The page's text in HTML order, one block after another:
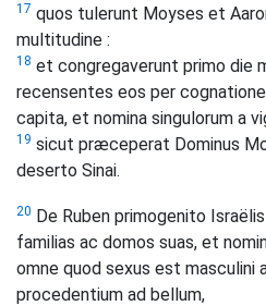
17 quos tulerunt Moyses et
multitudine :
18 et congregaverunt primo die
recensentes eos per
capita, et nomina singulorum a
19 sicut præceperat Dominus
deserto Sinai.
20 De Ruben primogenito
familias ac domos suas, et
omne quod sexus est masculini
procedentium ad bellum,